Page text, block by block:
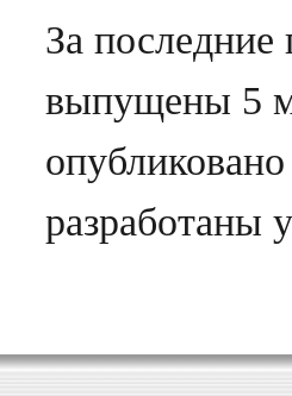
За
выпущены 5
разработаны